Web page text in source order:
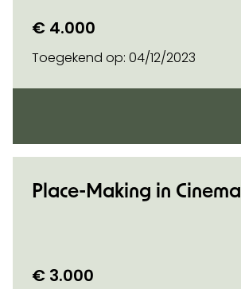
€ 4.000
Toegekend op: 04/12/2023
Place-Making in Cinema
€ 3.000